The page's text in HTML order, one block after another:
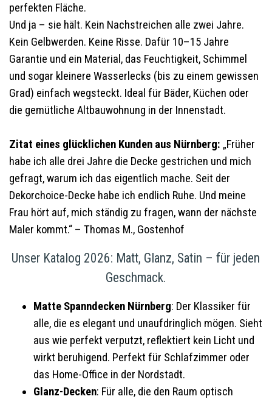
perfekten Fläche.
Und ja – sie hält. Kein Nachstreichen alle zwei Jahre.
Kein Gelbwerden. Keine Risse. Dafür 10–15 Jahre
Garantie und ein Material, das Feuchtigkeit, Schimmel
und sogar kleinere Wasserlecks (bis zu einem gewissen
Grad) einfach wegsteckt. Ideal für Bäder, Küchen oder
die gemütliche Altbauwohnung in der Innenstadt.
Zitat eines glücklichen Kunden aus Nürnberg: „Früher
habe ich alle drei Jahre die Decke gestrichen und mich
gefragt, warum ich das eigentlich mache. Seit der
Dekorchoice-Decke habe ich endlich Ruhe. Und meine
Frau hört auf, mich ständig zu fragen, wann der nächste
Maler kommt.“ – Thomas M., Gostenhof
Unser Katalog 2026: Matt, Glanz, Satin – für jeden
Geschmack.
Matte Spanndecken Nürnberg: Der Klassiker für
alle, die es elegant und unaufdringlich mögen. Sieht
aus wie perfekt verputzt, reflektiert kein Licht und
wirkt beruhigend. Perfekt für Schlafzimmer oder
das Home-Office in der Nordstadt.
Glanz-Decken: Für alle, die den Raum optisch